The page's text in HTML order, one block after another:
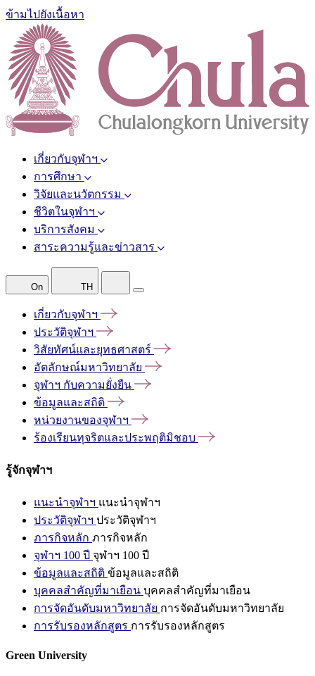
ข้ามไปยังเนื้อหา
เกี่ยวกับจุฬาฯ
การศึกษา
วิจัยและนวัตกรรม
ชีวิตในจุฬาฯ
บริการสังคม
สาระความรู้และข่าวสาร
On TH
เกี่ยวกับจุฬาฯ
ประวัติจุฬาฯ
วิสัยทัศน์และยุทธศาสตร์
อัตลักษณ์มหาวิทยาลัย
จุฬาฯ กับความยั่งยืน
ข้อมูลและสถิติ
หน่วยงานของจุฬาฯ
ร้องเรียนทุจริตและประพฤติมิชอบ
รู้จักจุฬาฯ
แนะนำจุฬาฯ แนะนำจุฬาฯ
ประวัติจุฬาฯ ประวัติจุฬาฯ
ภารกิจหลัก ภารกิจหลัก
จุฬาฯ 100 ปี จุฬาฯ 100 ปี
ข้อมูลและสถิติ ข้อมูลและสถิติ
บุคคลสำคัญที่มาเยือน บุคคลสำคัญที่มาเยือน
การจัดอันดับมหาวิทยาลัย การจัดอันดับมหาวิทยาลัย
การรับรองหลักสูตร การรับรองหลักสูตร
Green University